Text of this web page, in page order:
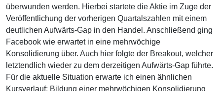
überwunden werden. Hierbei startete die Aktie im Zuge der
Veröffentlichung der vorherigen Quartalszahlen mit einem
deutlichen Aufwärts-Gap in den Handel. Anschließend ging
Facebook wie erwartet in eine mehrwöchige
Konsolidierung über. Auch hier folgte der Breakout, welcher
letztendlich wieder zu dem derzeitigen Aufwärts-Gap führte.
Für die aktuelle Situation erwarte ich einen ähnlichen
Kursverlauf: Bildung einer mehrwöchigen Konsolidierung